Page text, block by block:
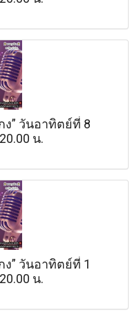
ง” วันอาทิตย์ที่ 8
น.
” วันอาทิตย์ที่ 1
น.